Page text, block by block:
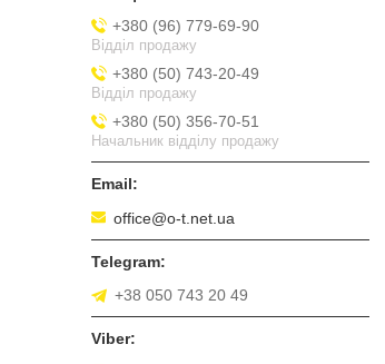
+380 (96) 779-69-90
Відділ продажу
+380 (50) 743-20-49
Відділ продажу
+380 (50) 356-70-51
Начальник відділу продажу
office@o-t.net.ua
+38 050 743 20 49